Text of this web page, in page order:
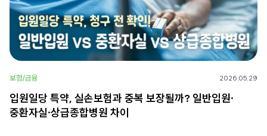
보험/금융 2026.05.29
입원일당 특약, 실손보험과 중복 보장될까? 일반입원·
중환자실·상급종합병원 차이